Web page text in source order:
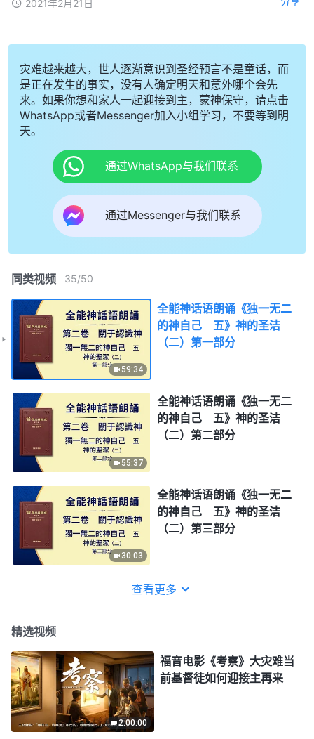
2021年2月21日
灾难越来越大，世人逐渐意识到圣经预言不是童话，而
是正在发生的事实，没有人确定明天和意外哪个会先
来。如果你想和家人一起迎接到主，蒙神保守，请点击
WhatsApp或者Messenger加入小组学习，不要等到明
天。
通过WhatsApp与我们联系
通过Messenger与我们联系
同类视频 35/50
59:34
全能神话语朗诵《独一无二
的神自己 五》神的圣洁
（二）第一部分
55:37
全能神话语朗诵《独一无二
的神自己 五》神的圣洁
（二）第二部分
30:03
全能神话语朗诵《独一无二
的神自己 五》神的圣洁
（二）第三部分
查看更多
精选视频
2:00:00
福音电影《考察》大灾难当
前基督徒如何迎接主再来